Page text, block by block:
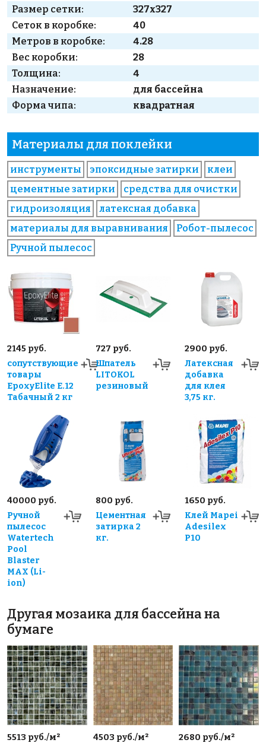
Размер сетки:
327x327
Сеток в коробке:
40
Метров в коробке:
4.28
Вес коробки:
28
Толщина:
4
Назначение:
для бассейна
Форма чипа:
квадратная
Материалы для поклейки
инструменты эпоксидные затирки
клеи
цементные затирки
средства для очистки
гидроизоляция
латексная добавка
материалы для выравнивания
Робот-пылесос
Ручной пылесос
2145 руб.
сопутствующие
товары
EpoxyElite E.12
Табачный 2 кг
727 руб.
Шпатель
LITOKOL
резиновый
2900 руб.
Латексная
добавка
для клея
3,75 кг.
40000 руб.
Ручной
пылесос
Watertech
Pool
Blaster
MAX (Li-
ion)
800 руб.
Цементная
затирка 2
кг.
1650 руб.
Клей Mapei
Adesilex
P10
Другая мозаика для бассейна на
бумаге
5513 руб./м²
4503 руб./м²
2680 руб./м²